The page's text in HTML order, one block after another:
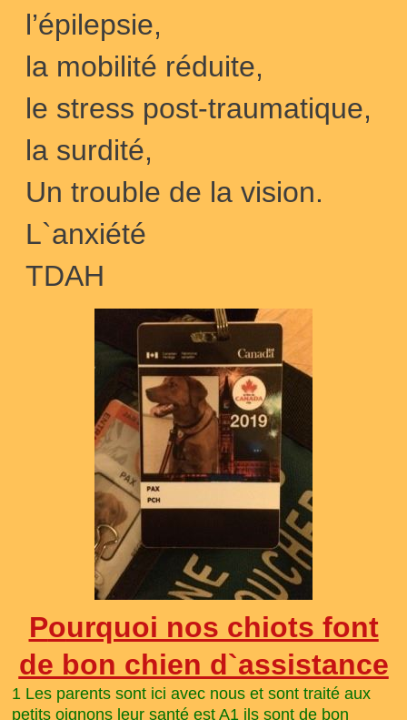
l’épilepsie,
la mobilité réduite,
le stress post-traumatique,
la surdité,
Un trouble de la vision.
L`anxiété
TDAH
Pourquoi nos chiots font
de bon chien d`assistance
1 Les parents sont ici avec nous et sont traité aux
petits oignons leur santé est A1 ils sont de bon